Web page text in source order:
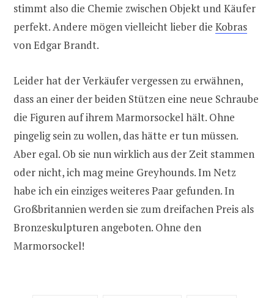
stimmt also die Chemie zwischen Objekt und Käufer
perfekt. Andere mögen vielleicht lieber die Kobras
von Edgar Brandt.
Leider hat der Verkäufer vergessen zu erwähnen,
dass an einer der beiden Stützen eine neue Schraube
die Figuren auf ihrem Marmorsockel hält. Ohne
pingelig sein zu wollen, das hätte er tun müssen.
Aber egal. Ob sie nun wirklich aus der Zeit stammen
oder nicht, ich mag meine Greyhounds. Im Netz
habe ich ein einziges weiteres Paar gefunden. In
Großbritannien werden sie zum dreifachen Preis als
Bronzeskulpturen angeboten. Ohne den
Marmorsockel!